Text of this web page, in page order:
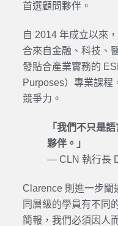
首選顧問夥伴。
自 2014 年成立以來
合來自金融、科技、
發貼合產業實務的
Purposes）專業課程
競爭力。
「我們不只是
夥伴。」
— CLN 執行長
Clarence 則進一步闡
同層級的學員有不同
簡報，我們必須因人